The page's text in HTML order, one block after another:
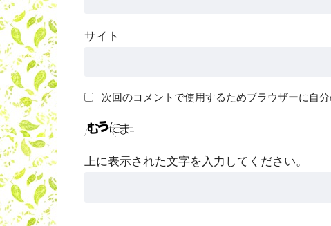
サイト
次回のコメントで使用するためブラウザーに自
上に表示された文字を入力してください。